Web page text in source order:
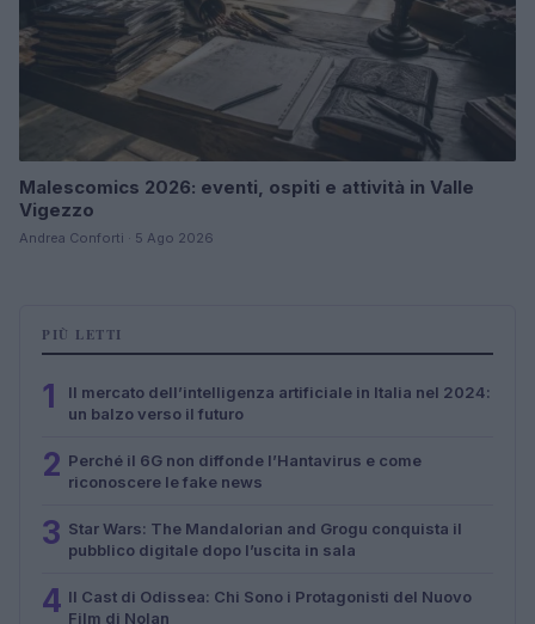
Malescomics 2026: eventi, ospiti e attività in Valle
Vigezzo
Andrea Conforti · 5 Ago 2026
PIÙ LETTI
1
Il mercato dell’intelligenza artificiale in Italia nel 2024:
un balzo verso il futuro
2 Perché il 6G non diffonde l’Hantavirus e come
riconoscere le fake news
3 Star Wars: The Mandalorian and Grogu conquista il
pubblico digitale dopo l’uscita in sala
4 Il Cast di Odissea: Chi Sono i Protagonisti del Nuovo
Film di Nolan